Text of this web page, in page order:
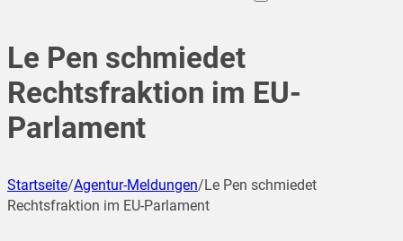
Le Pen schmiedet
Rechtsfraktion im EU-
Parlament
Startseite/Agentur-Meldungen/Le Pen schmiedet
Rechtsfraktion im EU-Parlament